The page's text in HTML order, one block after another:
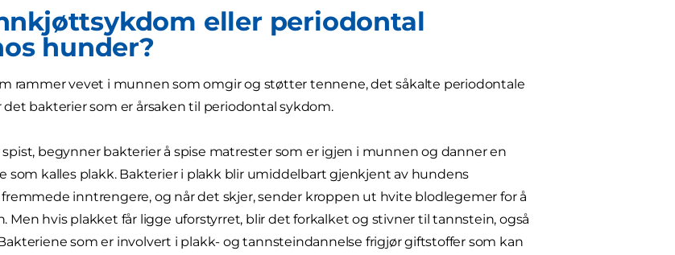
eller periodontal
hunder?
rammer vevet i munnen som omgir og støtter tennene, det såkalte periodontale
det bakterier som er årsaken til periodontal sykdom.
begynner bakterier å spise matrester som er igjen i munnen og danner en
som kalles plakk. Bakterier i plakk blir umiddelbart gjenkjent av hundens
inntrengere, og når det skjer, sender kroppen ut hvite blodlegemer for å
Men hvis plakket får ligge uforstyrret, blir det forkalket og stivner til tannstein, også
som er involvert i plakk- og tannsteindannelse frigjør giftstoffer som kan